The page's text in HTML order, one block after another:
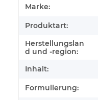
Produkteigenschaft
Wert
Marke:
Produktart:
Herstellungslan
d und -region:
Inhalt:
Formulierung: